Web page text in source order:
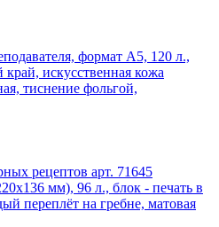
формат А5, 120 л.,
искусственная кожа
тиснение фольгой,